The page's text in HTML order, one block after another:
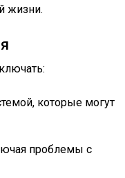
жизни.
которые могут
проблемы с